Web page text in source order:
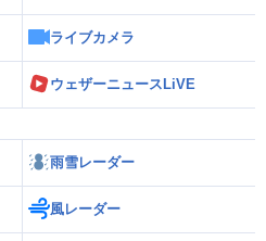
ライブカメラ
ウェザーニュースLiVE
雨雪レーダー
風レーダー